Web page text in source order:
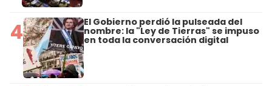
4 El Gobierno perdió la pulseada del
nombre: la "Ley de Tierras" se impuso
en toda la conversación digital